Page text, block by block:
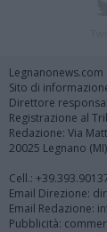
Legnanonews.com
Sito di
Direttore
Registrazione al
Redazione: Via
20025 Legnano (MI)
Cell.:
Email Direzione:
Email Redazione:
Pubblicità: